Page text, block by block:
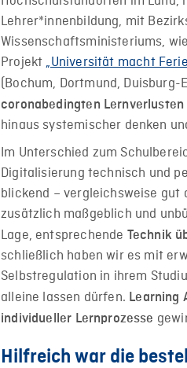
Lehrer*innenbildung, mit
Wissenschaftsministeriums,
Projekt „Universität macht
(Bochum, Dortmund, Duisburg-
coronabedingten Lernverlusten
hinaus systemischer denken
Im Unterschied zum
Digitalisierung technisch und
blickend – vergleichsweise gut
zusätzlich maßgeblich und
Lage, entsprechende Technik
schließlich haben wir es mit
Selbstregulation in ihrem
alleine lassen dürfen. Learning
individueller Lernprozesse
Hilfreich war die